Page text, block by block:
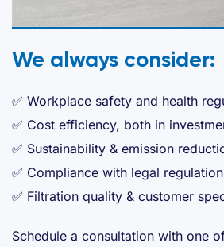
We always consider:
✅ Workplace safety and health
✅ Cost efficiency, both in
✅ Sustainability & emission
✅ Compliance with legal
✅ Filtration quality & customer
Schedule a consultation with one